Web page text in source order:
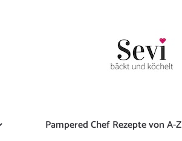
Pampered Chef Rezepte von A-Z